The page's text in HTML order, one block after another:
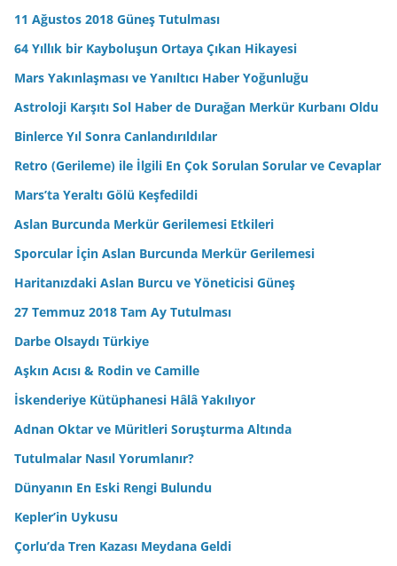
11 Ağustos 2018 Güneş Tutulması
64 Yıllık bir Kayboluşun Ortaya Çıkan Hikayesi
Mars Yakınlaşması ve Yanıltıcı Haber Yoğunluğu
Astroloji Karşıtı Sol Haber de Durağan Merkür Kurbanı Oldu
Binlerce Yıl Sonra Canlandırıldılar
Retro (Gerileme) ile İlgili En Çok Sorulan Sorular ve Cevaplar
Mars’ta Yeraltı Gölü Keşfedildi
Aslan Burcunda Merkür Gerilemesi Etkileri
Sporcular İçin Aslan Burcunda Merkür Gerilemesi
Haritanızdaki Aslan Burcu ve Yöneticisi Güneş
27 Temmuz 2018 Tam Ay Tutulması
Darbe Olsaydı Türkiye
Aşkın Acısı & Rodin ve Camille
İskenderiye Kütüphanesi Hâlâ Yakılıyor
Adnan Oktar ve Müritleri Soruşturma Altında
Tutulmalar Nasıl Yorumlanır?
Dünyanın En Eski Rengi Bulundu
Kepler’in Uykusu
Çorlu’da Tren Kazası Meydana Geldi